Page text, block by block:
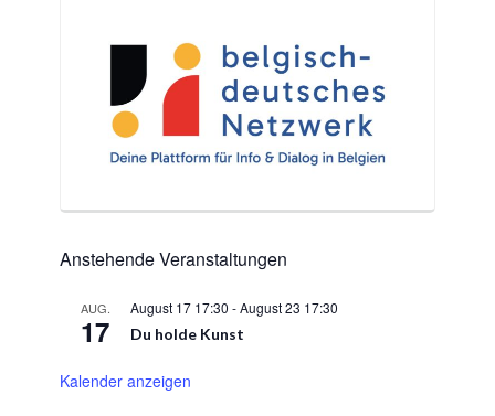
Anstehende Veranstaltungen
AUG.
17
August 17 17:30 -August 23 17:30
Du holde Kunst
Kalender anzeigen